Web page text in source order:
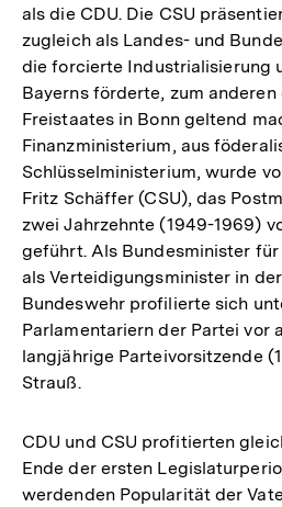
als die CDU. Die CSU
zugleich als Landes- und
die forcierte Industrialisierung
Bayerns förderte, zum
Freistaates in Bonn geltend
Finanzministerium, aus
Schlüsselministerium, wurde
Fritz Schäffer (CSU), das
zwei Jahrzehnte (1949-1969)
geführt. Als Bundesminister
als Verteidigungsminister in
Bundeswehr profilierte sich
Parlamentariern der Partei vor
langjährige Parteivorsitzende
Strauß.
CDU und CSU profitierten
Ende der ersten
werdenden Popularität der